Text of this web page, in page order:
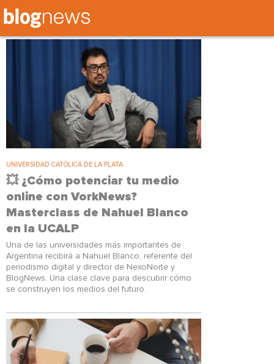
Tag: BlogNews
UNIVERSIDAD CATÓLICA DE LA PLATA
💥 ¿Cómo potenciar tu medio
online con VorkNews?
Masterclass de Nahuel Blanco
en la UCALP
Una de las universidades más importantes de
Argentina recibirá a Nahuel Blanco, referente del
periodismo digital y director de NexoNorte y
BlogNews. Una clase clave para descubrir cómo
se construyen los medios del futuro.